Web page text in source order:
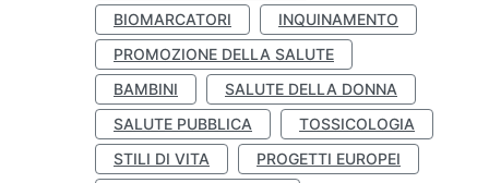
BIOMARCATORI
INQUINAMENTO
PROMOZIONE DELLA SALUTE
BAMBINI
SALUTE DELLA DONNA
SALUTE PUBBLICA
TOSSICOLOGIA
STILI DI VITA
PROGETTI EUROPEI